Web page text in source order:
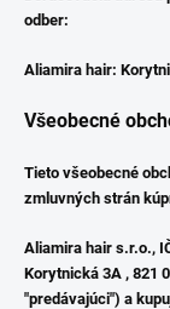
odber:
Aliamira hair:
Všeobecné
Tieto všeobecné
zmluvných strán
Aliamira hair s.r.o.,
Korytnická 3A , 821
"predávajúci") a